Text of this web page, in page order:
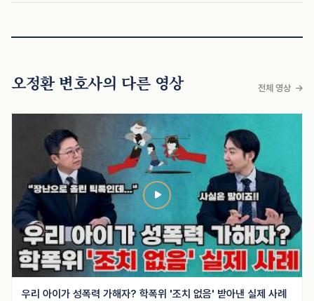
오정환 변호사의 다른 영상 전체 영상
우리 아이가 성폭력 가해자? 학폭위 '조치 없음' 받아낸 실제 사례